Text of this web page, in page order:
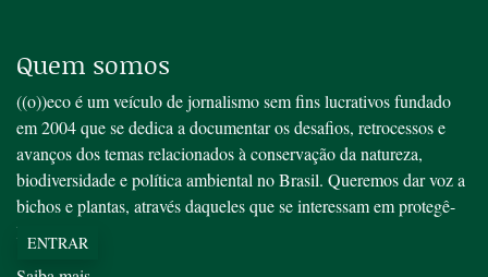
Quem somos
((o))eco é um veículo de jornalismo sem fins lucrativos fundado
em 2004 que se dedica a documentar os desafios, retrocessos e
avanços dos temas relacionados à conservação da natureza,
biodiversidade e política ambiental no Brasil. Queremos dar voz a
bichos e plantas, através daqueles que se interessam em protegê-
los.ENTRAR